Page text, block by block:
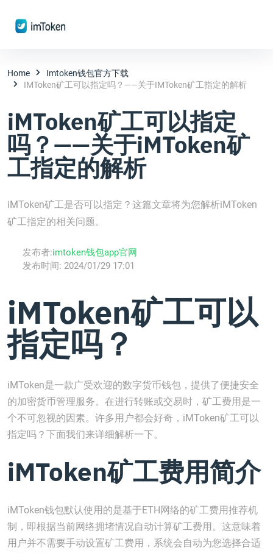
Home
Imtoken钱包官方下载
IMToken矿工可以指定吗？——关于iMToken矿工指定的解析
iMToken矿工可以指定
吗？——关于iMToken矿
工指定的解析
iMToken矿工是否可以指定？这篇文章将为您解析iMToken
矿工指定的相关问题。
发布者:imtoken钱包app官网
发布时间: 2024/01/29 17:01
iMToken矿工可以
指定吗？
iMToken是一款广受欢迎的数字货币钱包，提供了便捷安全
的加密货币管理服务。在进行转账或交易时，矿工费用是一
个不可忽视的因素。许多用户都会好奇，iMToken矿工可以
指定吗？下面我们来详细解析一下。
iMToken矿工费用简介
iMToken钱包默认使用的是基于ETH网络的矿工费用推荐机
制，即根据当前网络拥堵情况自动计算矿工费用。这意味着
用户并不需要手动设置矿工费用，系统会自动为您选择合适